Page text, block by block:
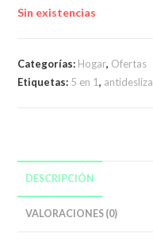
Sin existencias
Categorías: Hogar, Ofertas
Etiquetas: 5 en 1,
DESCRIPCIÓN
VALORACIONES (0)